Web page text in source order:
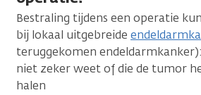
Bestraling tijdens een operatie
bij lokaal uitgebreide
teruggekomen
niet zeker weet of die de tumor
halen